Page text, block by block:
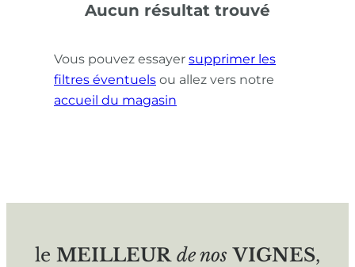
Aucun résultat trouvé
Vous pouvez essayer supprimer les
filtres éventuels ou allez vers notre
accueil du magasin
le MEILLEUR de nos VIGNES,